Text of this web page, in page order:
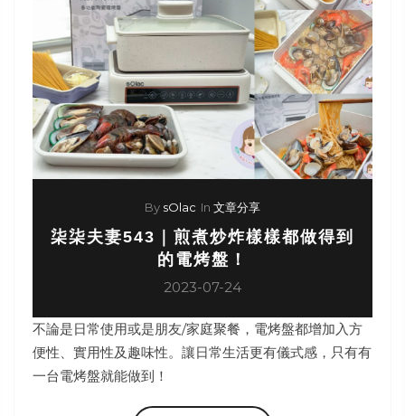
By sOlac In 文章分享
柒柒夫妻543｜煎煮炒炸樣樣都做得到
的電烤盤！
2023-07-24
不論是日常使用或是朋友/家庭聚餐，電烤盤都增加入方
便性、實用性及趣味性。讓日常生活更有儀式感，只有有
一台電烤盤就能做到！